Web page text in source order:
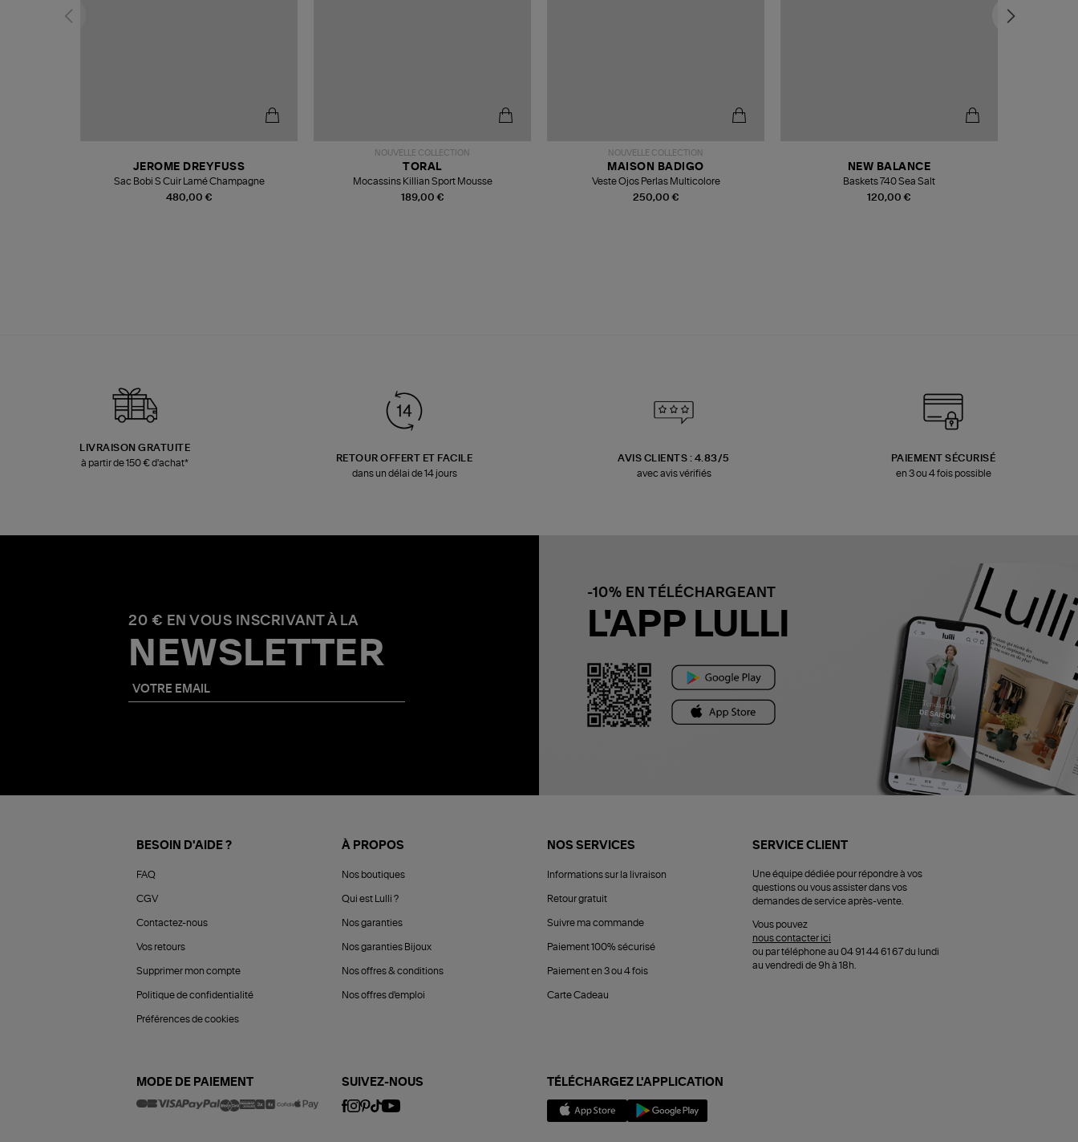
480,00 €
JEROME DREYFUSS
Sac Bobi S Cuir Lamé Champagne
NOUVELLE COLLECTION
189,00 €
TORAL
Mocassins Killian Sport Mousse
NOUVELLE COLLECTION
250,00 €
MAISON BADIGO
Veste Ojos Perlas Multicolore
120,00 €
NEW BALANCE
Baskets 740 Sea Salt
LIVRAISON GRATUITE
à partir de 150 € d'achat*
RETOUR OFFERT ET FACILE
dans un délai de 14 jours
AVIS CLIENTS : 4.83/5
avec avis vérifiés
PAIEMENT SÉCURISÉ
en 3 ou 4 fois possible
20 € EN VOUS INSCRIVANT À LA
NEWSLETTER
-10% EN TÉLÉCHARGEANT
L'APP LULLI
BESOIN D'AIDE ?
FAQ
CGV
Contactez-nous
Vos retours
Supprimer mon compte
Politique de confidentialité
Préférences de cookies
À PROPOS
Nos boutiques
Qui est Lulli ?
Nos garanties
Nos garanties Bijoux
Nos offres & conditions
Nos offres d'emploi
NOS SERVICES
Informations sur la livraison
Retour gratuit
Suivre ma commande
Paiement 100% sécurisé
Paiement en 3 ou 4 fois
Carte Cadeau
SERVICE CLIENT
Une équipe dédiée pour répondre à vos
questions ou vous assister dans vos
demandes de service après-vente.
Vous pouvez
nous contacter ici
ou par téléphone au 04 91 44 61 67 du lundi
au vendredi de 9h à 18h.
MODE DE PAIEMENT SUIVEZ-NOUS TÉLÉCHARGEZ L'APPLICATION